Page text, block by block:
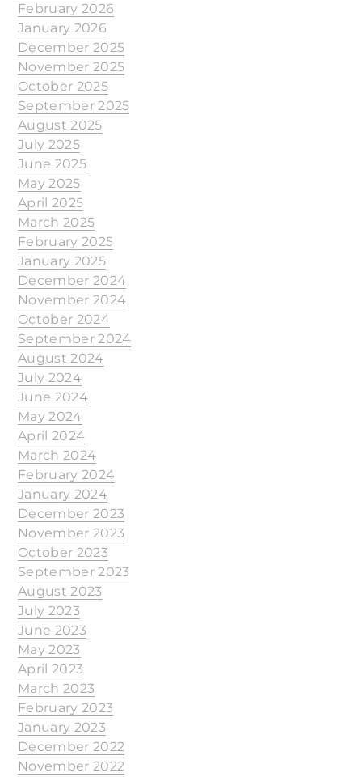
February 2026
January 2026
December 2025
November 2025
October 2025
September 2025
August 2025
July 2025
June 2025
May 2025
April 2025
March 2025
February 2025
January 2025
December 2024
November 2024
October 2024
September 2024
August 2024
July 2024
June 2024
May 2024
April 2024
March 2024
February 2024
January 2024
December 2023
November 2023
October 2023
September 2023
August 2023
July 2023
June 2023
May 2023
April 2023
March 2023
February 2023
January 2023
December 2022
November 2022